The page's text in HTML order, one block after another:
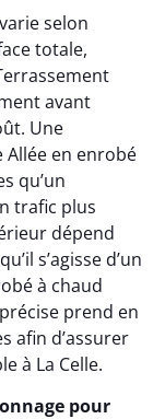
selon
totale,
avant
Une
Allée en enrobé
qu’un
trafic plus
dépend
s’agisse d’un
à chaud
prend en
afin d’assurer
à La Celle.
pour